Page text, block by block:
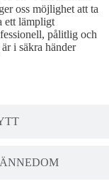
oss möjlighet att ta
ett lämpligt
pålitlig och
i säkra händer